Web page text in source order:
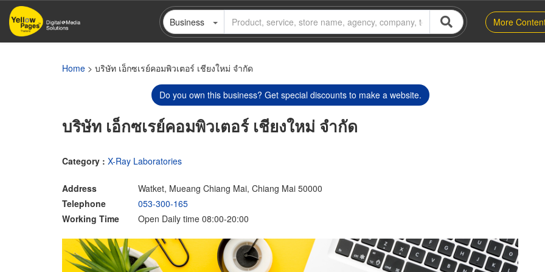
Skip
main
Business More
Home > บริษัท เอ็กซเรย์คอมพิวเตอร์ เชียงใหม่ จำกัด
Do you own this business? Get special discounts to make a website.
บริษัท เอ็กซเรย์คอมพิวเตอร์ เชียงใหม่ จำกัด
Category : X-Ray Laboratories
Address
Watket, Mueang Chiang Mai, Chiang Mai 50000
Telephone
053-300-165
Working Time
Open Daily time 08:00-20:00